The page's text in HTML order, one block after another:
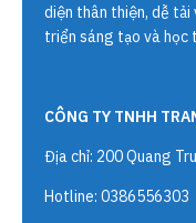
diện thân thiện, dễ
triển sáng tạo và học
CÔNG TY TNHH
Địa chỉ: 200 Quang
Hotline: 0386556303